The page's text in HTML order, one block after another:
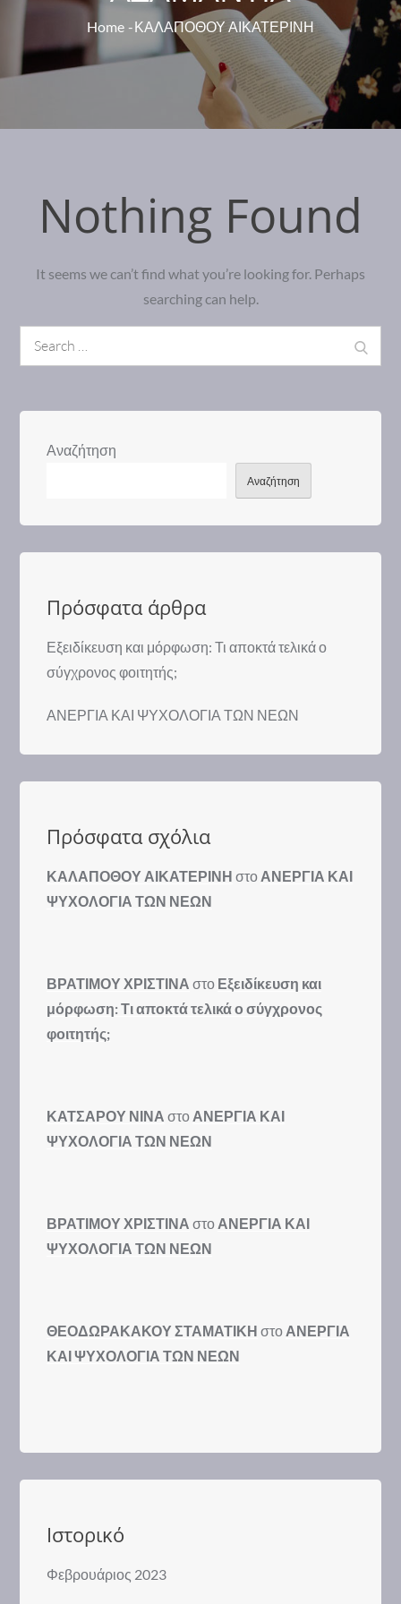
Home ΚΑΛΑΠΟΘΟΥ ΑΙΚΑΤΕΡΙΝΗ
Nothing Found
It seems we can’t find what you’re looking for. Perhaps
searching can help.
Search
for:
Αναζήτηση
Αναζήτηση
Πρόσφατα άρθρα
Εξειδίκευση και μόρφωση: Τι αποκτά τελικά ο
σύγχρονος φοιτητής;
ΑΝΕΡΓΙΑ ΚΑΙ ΨΥΧΟΛΟΓΙΑ ΤΩΝ ΝΕΩΝ
Πρόσφατα σχόλια
ΚΑΛΑΠΟΘΟΥ ΑΙΚΑΤΕΡΙΝΗ στο ΑΝΕΡΓΙΑ ΚΑΙ
ΨΥΧΟΛΟΓΙΑ ΤΩΝ ΝΕΩΝ
ΒΡΑΤΙΜΟΥ ΧΡΙΣΤΙΝΑ στο Εξειδίκευση και
μόρφωση: Τι αποκτά τελικά ο σύγχρονος
φοιτητής;
ΚΑΤΣΑΡΟΥ ΝΙΝΑ στο ΑΝΕΡΓΙΑ ΚΑΙ
ΨΥΧΟΛΟΓΙΑ ΤΩΝ ΝΕΩΝ
ΒΡΑΤΙΜΟΥ ΧΡΙΣΤΙΝΑ στο ΑΝΕΡΓΙΑ ΚΑΙ
ΨΥΧΟΛΟΓΙΑ ΤΩΝ ΝΕΩΝ
ΘΕΟΔΩΡΑΚΑΚΟΥ ΣΤΑΜΑΤΙΚΗ στο ΑΝΕΡΓΙΑ
ΚΑΙ ΨΥΧΟΛΟΓΙΑ ΤΩΝ ΝΕΩΝ
Ιστορικό
Φεβρουάριος 2023